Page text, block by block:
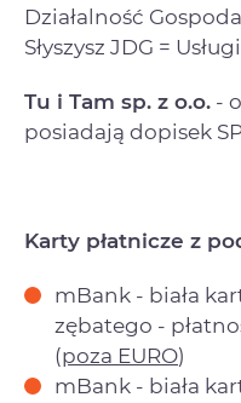
Działalność
Słyszysz JDG =
Tu i Tam sp. z o.o. -
posiadają dopisek
Karty płatnicze z
mBank - biała
zębatego -
(poza EURO)
mBank - biała